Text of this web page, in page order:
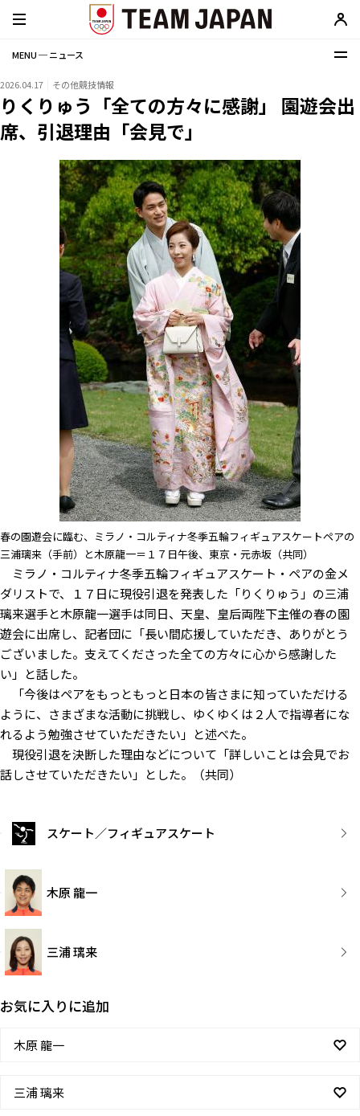
MENU ─ ニュース
2026.04.17 その他競技情報
りくりゅう「全ての方々に感謝」 園遊会出
席、引退理由「会見で」
春の園遊会に臨む、ミラノ・コルティナ冬季五輪フィギュアスケートペアの
三浦璃来（手前）と木原龍一＝１７日午後、東京・元赤坂（共同）
ミラノ・コルティナ冬季五輪フィギュアスケート・ペアの金メ
ダリストで、１７日に現役引退を発表した「りくりゅう」の三浦
璃来選手と木原龍一選手は同日、天皇、皇后両陛下主催の春の園
遊会に出席し、記者団に「長い間応援していただき、ありがとう
ございました。支えてくださった全ての方々に心から感謝した
い」と話した。
「今後はペアをもっともっと日本の皆さまに知っていただける
ように、さまざまな活動に挑戦し、ゆくゆくは２人で指導者にな
れるよう勉強させていただきたい」と述べた。
現役引退を決断した理由などについて「詳しいことは会見でお
話しさせていただきたい」とした。（共同）
スケート／フィギュアスケート
木原 龍一
三浦 璃来
お気に入りに追加
木原 龍一
三浦 璃来